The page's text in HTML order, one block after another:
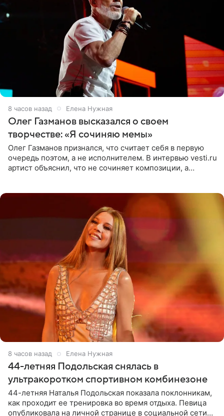
8 часов назад Елена Нужная
Олег Газманов высказался о своем
творчестве: «Я сочиняю мемы»
Олег Газманов признался, что считает себя в первую
очередь поэтом, а не исполнителем. В интервью vesti.ru
артист объяснил, что не сочиняет композиции, а
8 часов назад Елена Нужная
44-летняя Подольская снялась в
ультракоротком спортивном комбинезоне
44-летняя Наталья Подольская показала поклонникам,
как проходит ее тренировка во время отдыха. Певица
опубликовала на личной странице в социальной сети